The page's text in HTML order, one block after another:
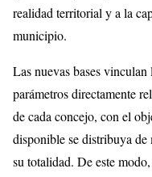
realidad territorial y a la
municipio.
Las nuevas bases
parámetros directamente
de cada concejo, con el
disponible se distribuya de
su totalidad. De este